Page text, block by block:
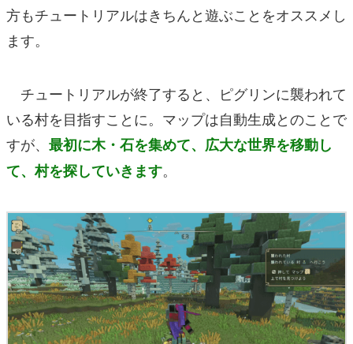
方もチュートリアルはきちんと遊ぶことをオススメし
ます。
チュートリアルが終了すると、ピグリンに襲われて
いる村を目指すことに。マップは自動生成とのことで
すが、 最初に木・石を集めて、広大な世界を移動し
て、村を探していきます。